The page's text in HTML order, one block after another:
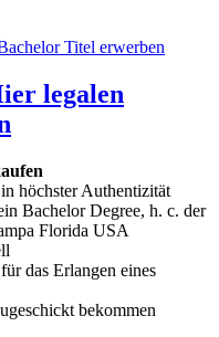
legalen
höchster Authentizität
Bachelor Degree, h. c. der
Florida USA
das Erlangen eines
bekommen